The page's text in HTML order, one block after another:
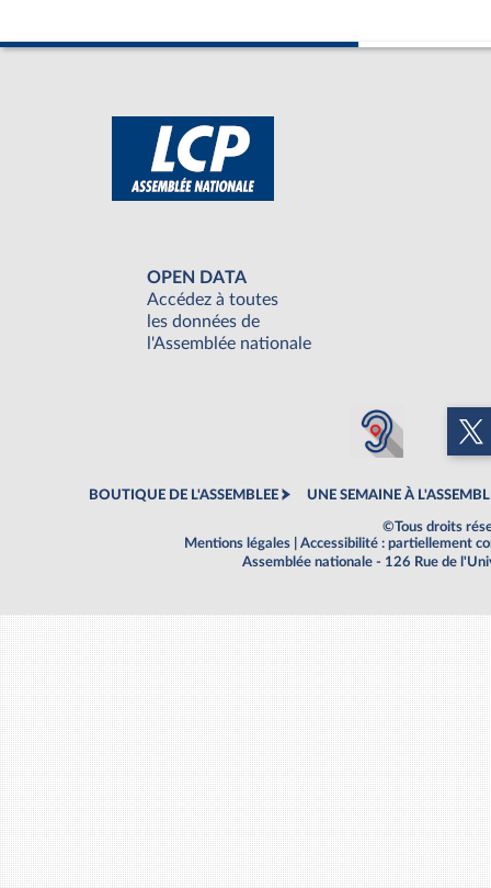
OPEN DATA
Accédez à toutes
les données de
l'Assemblée nationale
BOUTIQUE DE L'ASSEMBLEE UNE SEMAINE À
©Tous droits
Mentions légales
Accessibilité : partiellement
Assemblée nationale - 126 Rue de